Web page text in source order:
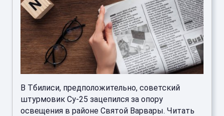
В Тбилиси, предположительно, советский
штурмовик Су-25 зацепился за опору
освещения в районе Святой Варвары. Читать